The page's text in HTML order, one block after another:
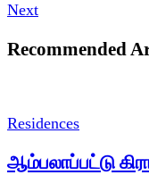
Next
Recommended
Residences
ஆம்பலாப்பட்டு